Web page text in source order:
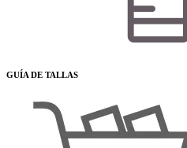
GUÍA DE TALLAS